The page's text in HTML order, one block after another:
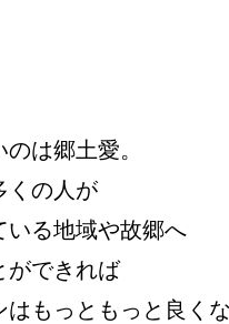
は郷土愛。
くの人が
いる地域や故郷へ
ができれば
もっともっと良くな